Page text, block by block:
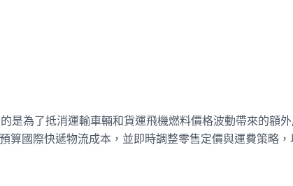
為了抵消運輸車輛和貨運飛機燃料價格波動帶來的額
國際快遞物流成本，並即時調整零售定價與運費策略